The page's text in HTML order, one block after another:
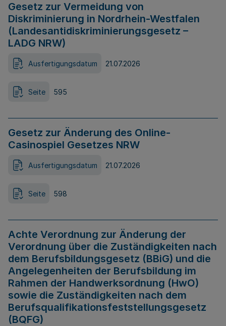
Gesetz zur Vermeidung von
Diskriminierung in Nordrhein-Westfalen
(Landesantidiskriminierungsgesetz –
LADG NRW)
Ausfertigungsdatum 21.07.2026
Seite 595
Gesetz zur Änderung des Online-
Casinospiel Gesetzes NRW
Ausfertigungsdatum 21.07.2026
Seite 598
Achte Verordnung zur Änderung der
Verordnung über die Zuständigkeiten nach
dem Berufsbildungsgesetz (BBiG) und die
Angelegenheiten der Berufsbildung im
Rahmen der Handwerksordnung (HwO)
sowie die Zuständigkeiten nach dem
Berufsqualifikationsfeststellungsgesetz
(BQFG)